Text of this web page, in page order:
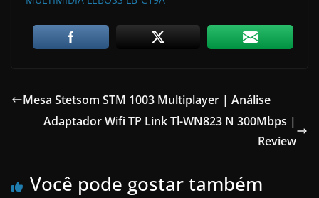
Mesa Stetsom STM 1003 Multiplayer | Análise
Adaptador Wifi TP Link Tl-WN823 N 300Mbps |
Review
Você pode gostar também